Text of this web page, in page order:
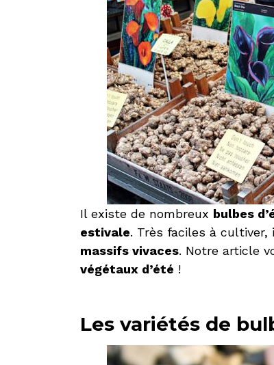
Il existe de nombreux bulbes
estivale. Très faciles à cultiver,
massifs vivaces. Notre article
végétaux d’été !
Les variétés de